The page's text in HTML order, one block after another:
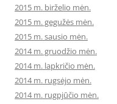
2015 m. birželio mėn.
2015 m. gegužės mėn.
2015 m. sausio mėn.
2014 m. gruodžio mėn.
2014 m. lapkričio mėn.
2014 m. rugsėjo mėn.
2014 m. rugpjūčio mėn.